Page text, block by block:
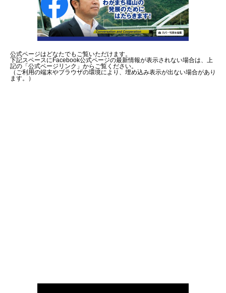
公式ページはどなたでもご覧いただけます。
下記スペースにFacebook公式ページの最新情報が表示されない場合は、上
記の「公式ページリンク」からご覧ください。
（ご利用の端末やブラウザの環境により、埋め込み表示が出ない場合があり
ます。）